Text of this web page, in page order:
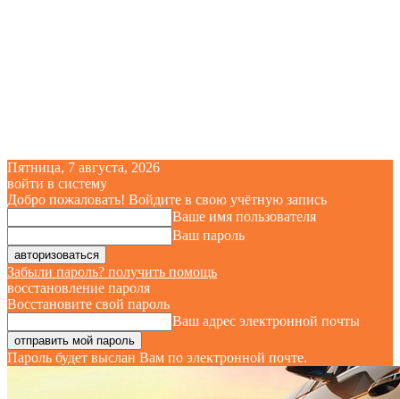
Пятница, 7 августа, 2026
войти в систему
Добро пожаловать! Войдите в свою учётную запись
Ваше имя пользователя
Ваш пароль
Забыли пароль? получить помощь
восстановление пароля
Восстановите свой пароль
Ваш адрес электронной почты
Пароль будет выслан Вам по электронной почте.